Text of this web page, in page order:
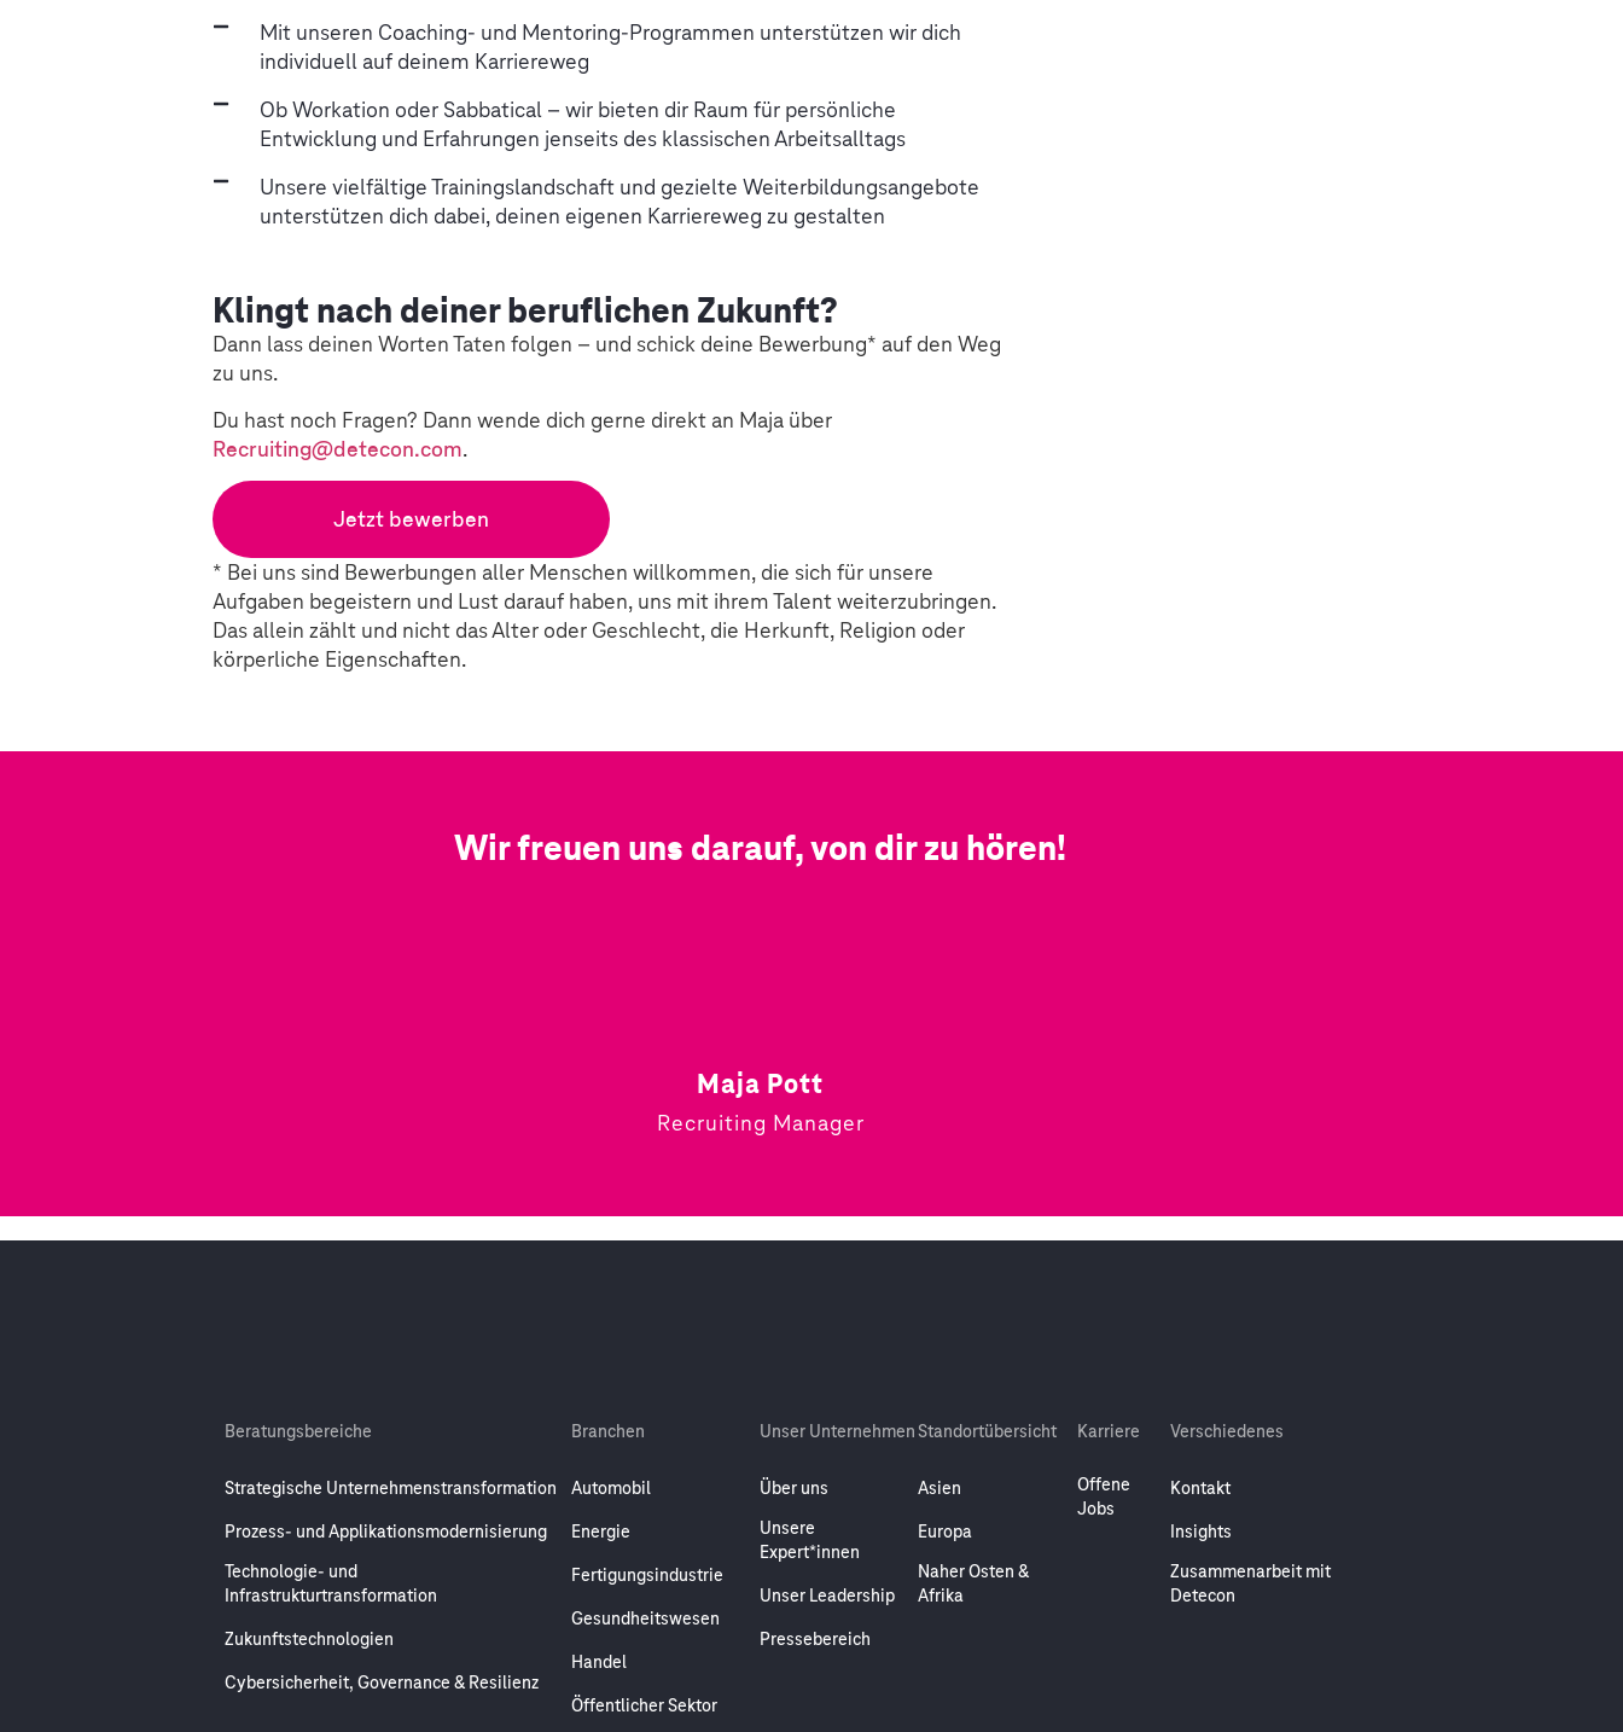
Mit unseren Coaching- und Mentoring-Programmen unterstützen wir dich
individuell auf deinem Karriereweg
Ob Workation oder Sabbatical – wir bieten dir Raum für persönliche
Entwicklung und Erfahrungen jenseits des klassischen Arbeitsalltags
Unsere vielfältige Trainingslandschaft und gezielte Weiterbildungsangebote
unterstützen dich dabei, deinen eigenen Karriereweg zu gestalten
Klingt nach deiner beruflichen Zukunft?
Dann lass deinen Worten Taten folgen – und schick deine Bewerbung* auf den Weg
zu uns.
Du hast noch Fragen? Dann wende dich gerne direkt an Maja über
Recruiting@detecon.com.
Jetzt bewerben
* Bei uns sind Bewerbungen aller Menschen willkommen, die sich für unsere
Aufgaben begeistern und Lust darauf haben, uns mit ihrem Talent weiterzubringen.
Das allein zählt und nicht das Alter oder Geschlecht, die Herkunft, Religion oder
körperliche Eigenschaften.
Wir freuen uns darauf, von dir zu hören!
Maja Pott
Recruiting Manager
Beratungsbereiche
Strategische Unternehmenstransformation
Prozess- und Applikationsmodernisierung
Technologie- und
Infrastrukturtransformation
Zukunftstechnologien
Cybersicherheit, Governance & Resilienz
Branchen
Automobil
Energie
Fertigungsindustrie
Gesundheitswesen
Handel
Öffentlicher Sektor
Unser Unternehmen
Über uns
Unsere
Expert*innen
Unser Leadership
Pressebereich
Standortübersicht
Asien
Europa
Naher Osten &
Afrika
Karriere
Offene
Jobs
Verschiedenes
Kontakt
Insights
Zusammenarbeit mit
Detecon